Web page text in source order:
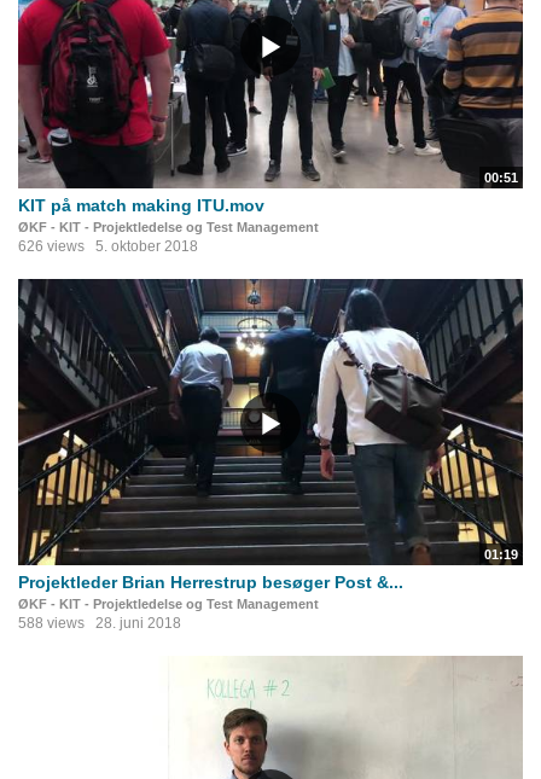
00:51
KIT på match making ITU.mov
ØKF - KIT - Projektledelse og Test Management
626 views 5. oktober 2018
01:19
Projektleder Brian Herrestrup besøger Post &...
ØKF - KIT - Projektledelse og Test Management
588 views 28. juni 2018